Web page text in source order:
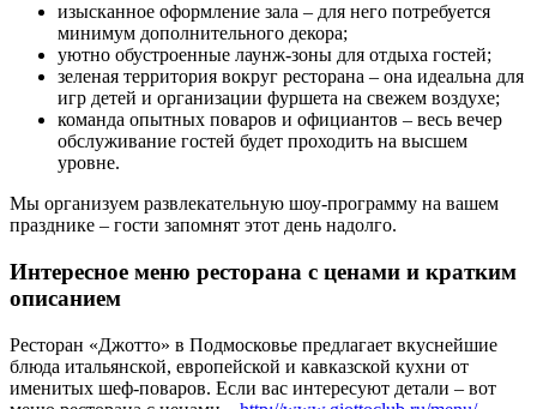
изысканное оформление зала – для него потребуется
минимум дополнительного декора;
уютно обустроенные лаунж-зоны для отдыха гостей;
зеленая территория вокруг ресторана – она идеальна для
игр детей и организации фуршета на свежем воздухе;
команда опытных поваров и официантов – весь вечер
обслуживание гостей будет проходить на высшем
уровне.
Мы организуем развлекательную шоу-программу на вашем
празднике – гости запомнят этот день надолго.
Интересное меню ресторана с ценами и кратким
описанием
Ресторан «Джотто» в Подмосковье предлагает вкуснейшие
блюда итальянской, европейской и кавказской кухни от
именитых шеф-поваров. Если вас интересуют детали – вот